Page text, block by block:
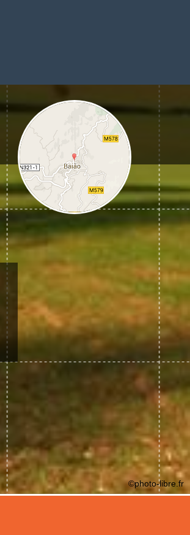
©photo-libre.fr